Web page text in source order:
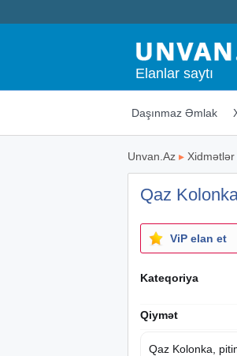
Elanlar saytı
Daşınmaz Əmlak
Unvan.Az ▸ Xidmətlər
Qaz
ViP elan et
Kateqoriya
Qiymət
Qaz Kolonka,